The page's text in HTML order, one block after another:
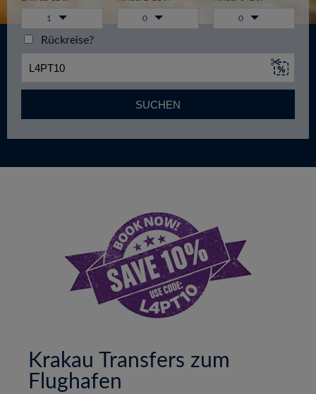
1 0 0
Rückreise?
SUCHEN
Krakau Transfers zum
Flughafen